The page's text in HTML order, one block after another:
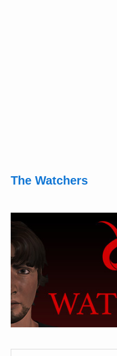
The Watchers